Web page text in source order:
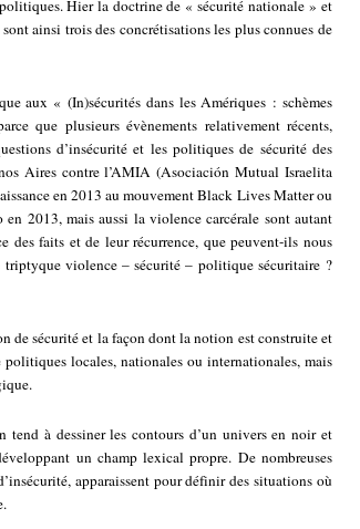
Hier la doctrine de « sécurité nationale » et
ainsi trois des concrétisations les plus connues de
aux « (In)sécurités dans les Amériques : schèmes
que plusieurs évènements relativement récents,
d’insécurité et les politiques de sécurité des
Aires contre l’AMIA (Asociación Mutual Israelita
en 2013 au mouvement Black Lives Matter ou
2013, mais aussi la violence carcérale sont autant
des faits et de leur récurrence, que peuvent-ils nous
triptyque violence – sécurité – politique sécuritaire ?
de sécurité et la façon dont la notion est construite et
locales, nationales ou internationales, mais
à dessiner les contours d’un univers en noir et
un champ lexical propre. De nombreuses
apparaissent pour définir des situations où